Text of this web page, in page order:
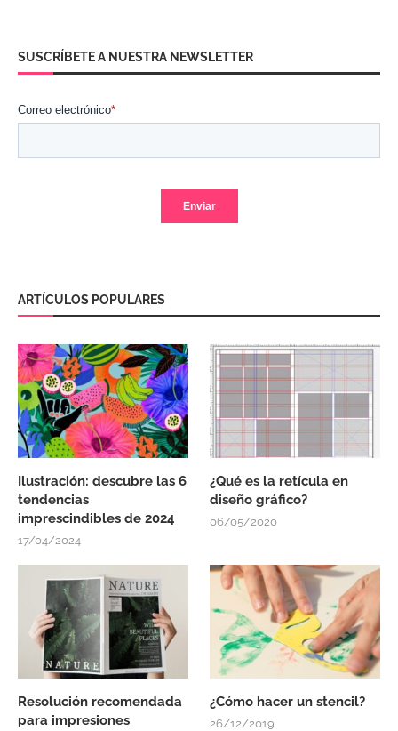
SUSCRÍBETE A NUESTRA NEWSLETTER
ARTÍCULOS POPULARES
Ilustración: descubre las 6
tendencias
imprescindibles de 2024
17/04/2024
¿Qué es la retícula en
diseño gráfico?
06/05/2020
Resolución recomendada
para impresiones
¿Cómo hacer un stencil?
26/12/2019